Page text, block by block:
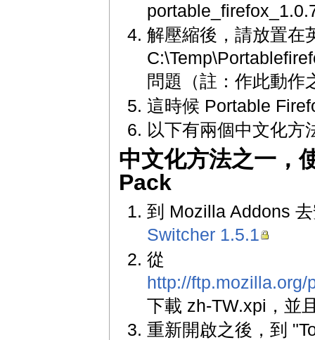
解壓縮後，請放置在
問題（註：作此動作
這時候 Portable
以下有兩個中文化方
中文化方法之一
Pack
到 Mozilla Addons
Switcher 1.5.1
從
http://
下載 zh-TW.xpi，並
重新開啟之後，到